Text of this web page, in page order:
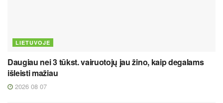
LIETUVOJE
Daugiau nei 3 tūkst. vairuotojų jau žino, kaip degalams
išleisti mažiau
2026 08 07